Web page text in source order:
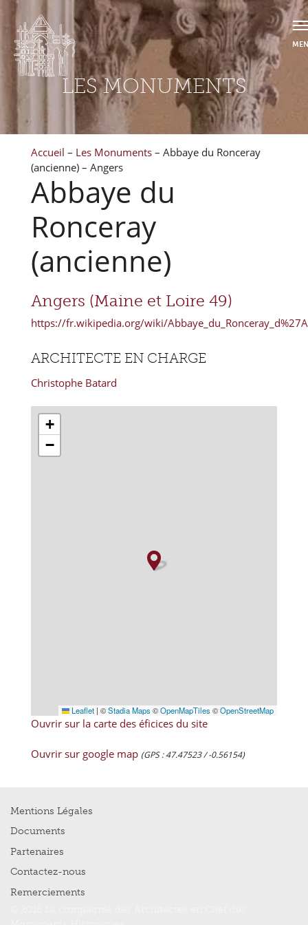
LES MONUMENTS
Accueil – Les Monuments – Abbaye du Ronceray
(ancienne) – Angers
Abbaye du
Ronceray
(ancienne)
Angers (Maine et Loire 49)
https://fr.wikipedia.org/wiki/
ARCHITECTE EN CHARGE
Christophe Batard
+
−
Leaflet | ©Stadia Maps ©OpenMapTiles ©OpenStreetMap
Ouvrir sur la carte des éficices du site
Ouvrir sur google map (GPS : 47.47523 / -0.56154)
Mentions Légales
Documents
Partenaires
Contactez-nous
Remerciements